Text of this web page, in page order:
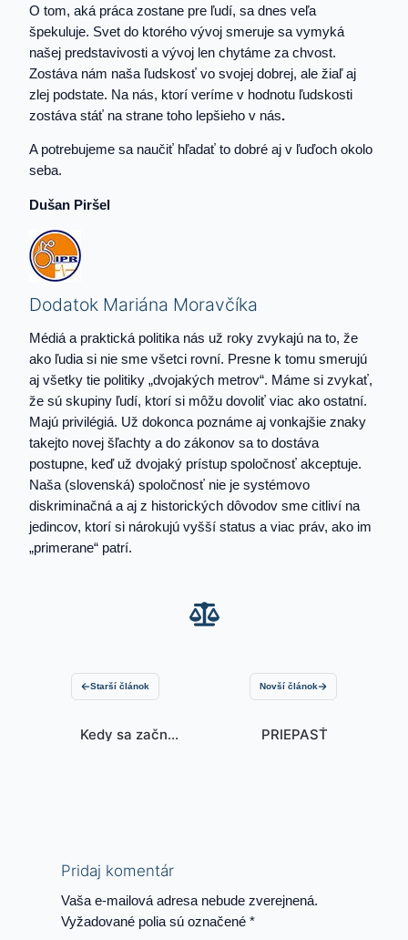
O tom, aká práca zostane pre ľudí, sa dnes veľa
špekuluje. Svet do ktorého vývoj smeruje sa vymyká
našej predstavivosti a vývoj len chytáme za chvost.
Zostáva nám naša ľudskosť vo svojej dobrej, ale žiaľ aj
zlej podstate. Na nás, ktorí veríme v hodnotu ľudskosti
zostáva stáť na strane toho lepšieho v nás.
A potrebujeme sa naučiť hľadať to dobré aj v ľuďoch okolo
seba.
Dušan Piršel
Dodatok Mariána Moravčíka
Médiá a praktická politika nás už roky zvykajú na to, že
ako ľudia si nie sme všetci rovní. Presne k tomu smerujú
aj všetky tie politiky „dvojakých metrov“. Máme si zvykať,
že sú skupiny ľudí, ktorí si môžu dovoliť viac ako ostatní.
Majú privilégiá. Už dokonca poznáme aj vonkajšie znaky
takejto novej šľachty a do zákonov sa to dostáva
postupne, keď už dvojaký prístup spoločnosť akceptuje.
Naša (slovenská) spoločnosť nie je systémovo
diskriminačná a aj z historických dôvodov sme citliví na
jedincov, ktorí si nárokujú vyšší status a viac práv, ako im
„primerane“ patrí.
Starší článok
Kedy sa začnú
Novší článok
PRIEPASŤ
Pridaj komentár
Vaša e-mailová adresa nebude zverejnená.
Vyžadované polia sú označené*